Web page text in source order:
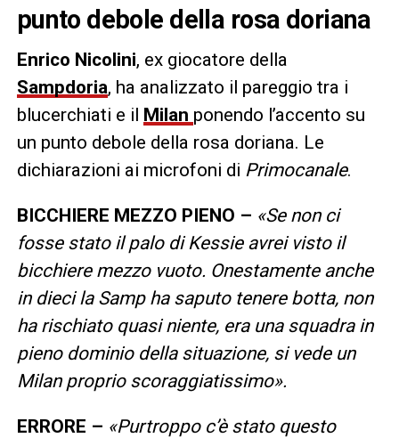
punto debole della rosa doriana
Enrico Nicolini, ex giocatore della
Sampdoria, ha analizzato il pareggio tra i
blucerchiati e il Milan ponendo l’accento su
un punto debole della rosa doriana. Le
dichiarazioni ai microfoni di Primocanale.
BICCHIERE MEZZO PIENO – «Se non ci
fosse stato il palo di Kessie avrei visto il
bicchiere mezzo vuoto. Onestamente anche
in dieci la Samp ha saputo tenere botta, non
ha rischiato quasi niente, era una squadra in
pieno dominio della situazione, si vede un
Milan proprio scoraggiatissimo».
ERRORE – «Purtroppo c’è stato questo